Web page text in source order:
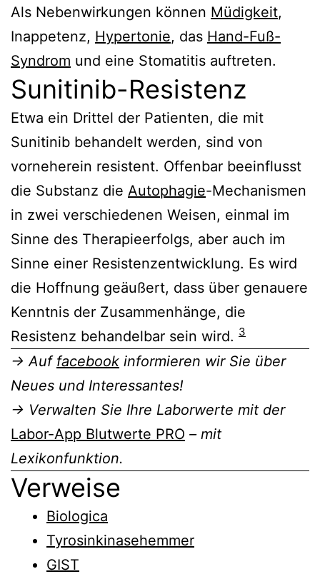
Als Nebenwirkungen können Müdigkeit,
Inappetenz, Hypertonie, das Hand-Fuß-
Syndrom und eine Stomatitis auftreten.
Sunitinib-Resistenz
Etwa ein Drittel der Patienten, die mit
Sunitinib behandelt werden, sind von
vorneherein resistent. Offenbar beeinflusst
die Substanz die Autophagie-Mechanismen
in zwei verschiedenen Weisen, einmal im
Sinne des Therapieerfolgs, aber auch im
Sinne einer Resistenzentwicklung. Es wird
die Hoffnung geäußert, dass über genauere
Kenntnis der Zusammenhänge, die
Resistenz behandelbar sein wird. 3
→ Auf facebook informieren wir Sie über
Neues und Interessantes!
→ Verwalten Sie Ihre Laborwerte mit der
Labor-App Blutwerte PRO – mit
Lexikonfunktion.
Verweise
Biologica
Tyrosinkinasehemmer
GIST